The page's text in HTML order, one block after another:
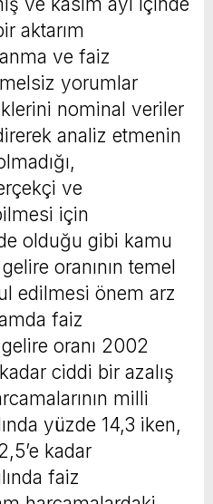
aktarım
ve faiz
yorumlar
nominal veriler
analiz etmenin
ve
için
olduğu gibi kamu
oranının temel
edilmesi önem arz
faiz
oranı 2002
ciddi bir azalış
milli
yüzde 14,3 iken,
kadar
faiz